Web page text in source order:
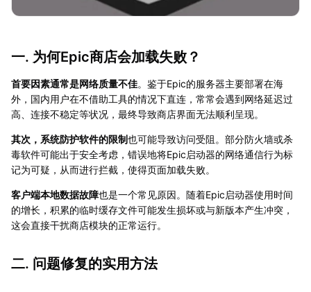
一. 为何Epic商店会加载失败？
首要因素通常是网络质量不佳。鉴于Epic的服务器主要部署在海
外，国内用户在不借助工具的情况下直连，常常会遇到网络延迟过
高、连接不稳定等状况，最终导致商店界面无法顺利呈现。
其次，系统防护软件的限制也可能导致访问受阻。部分防火墙或杀
毒软件可能出于安全考虑，错误地将Epic启动器的网络通信行为标
记为可疑，从而进行拦截，使得页面加载失败。
客户端本地数据故障也是一个常见原因。随着Epic启动器使用时间
的增长，积累的临时缓存文件可能发生损坏或与新版本产生冲突，
这会直接干扰商店模块的正常运行。
二. 问题修复的实用方法